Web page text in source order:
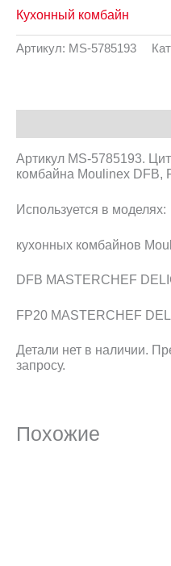
Кухонный комбайн
Артикул: MS-5785193
Артикул MS-5785193.
комбайна Moulinex DFB,
Используется в моделях:
кухонных комбайнов
DFB MASTERCHEF
FP20 MASTERCHEF
Детали нет в наличии.
запросу.
Похожие